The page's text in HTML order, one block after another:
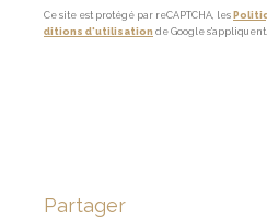
Ce site est protégé par reCAPTCHA, les
ditions d'utilisation de Google s'appliquent.
partager